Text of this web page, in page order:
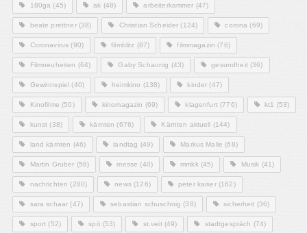
180ga (45) ak (48) arbeiterkammer (47)
beate prettner(38) Christian Scheider (124) corona (69)
Coronavirus (90) filmblitz (87) filmmagazin (76)
Filmneuheiten (64) Gaby Schaunig (43) gesundheit(36)
Gewinnspiel (40) heimkino (138) kinder (47)
Kinofilme (50) kinomagazin (69) klagenfurt(776) kt1 (53)
kunst (38) kärnten (676) Kärnten aktuell (144)
land kärnten (46) landtag (49) Markus Malle (68)
Martin Gruber (58) messe (40) mmkk(45) Musik (41)
nachrichten (280) news(126) peter kaiser(162)
sara schaar (47) sebastian schuschnig (38) sicherheit (36)
sport (52) spö (53) st.veit(49) stadtgespräch (74)